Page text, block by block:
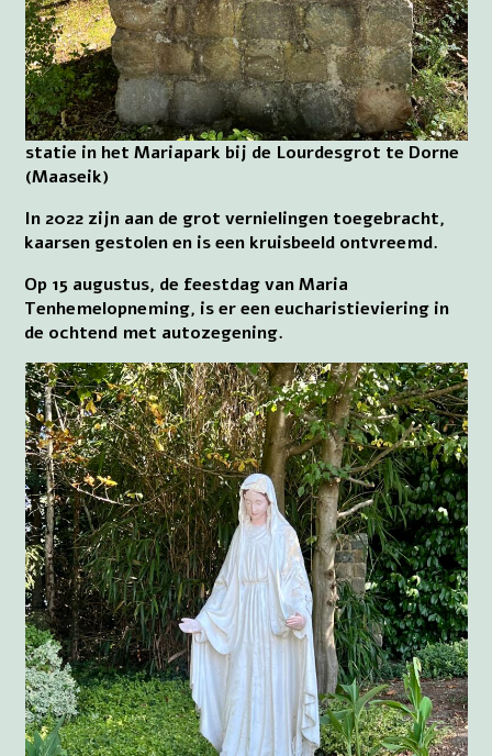
statie in het Mariapark bij de Lourdesgrot te Dorne
(Maaseik)
In 2022 zijn aan de grot vernielingen toegebracht,
kaarsen gestolen en is een kruisbeeld ontvreemd.
Op 15 augustus, de feestdag van Maria
Tenhemelopneming, is er een eucharistieviering in
de ochtend met autozegening.